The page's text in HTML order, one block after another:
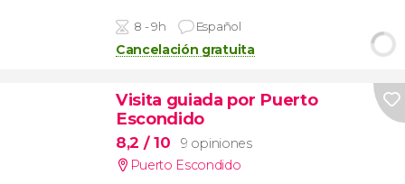
8 - 9h Español
Cancelación gratuita
Visita guiada por Puerto
Escondido
8,2 / 10
9 opiniones
Puerto Escondido